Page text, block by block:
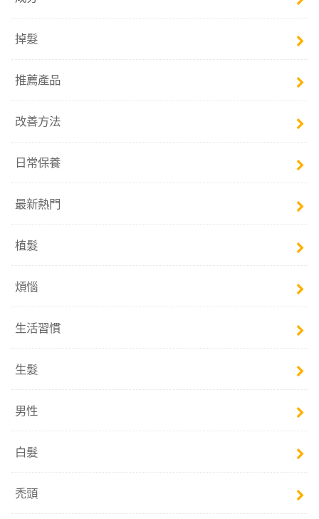
掉髮
推薦產品
改善方法
日常保養
最新熱門
植髮
煩惱
生活習慣
生髮
男性
白髮
禿頭